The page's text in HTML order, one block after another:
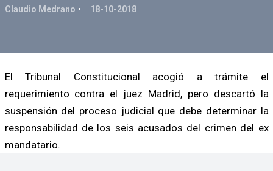
Claudio Medrano 18-10-2018
El Tribunal Constitucional acogió a trámite el
requerimiento contra el juez Madrid, pero descartó la
suspensión del proceso judicial que debe determinar la
responsabilidad de los seis acusados del crimen del ex
mandatario.